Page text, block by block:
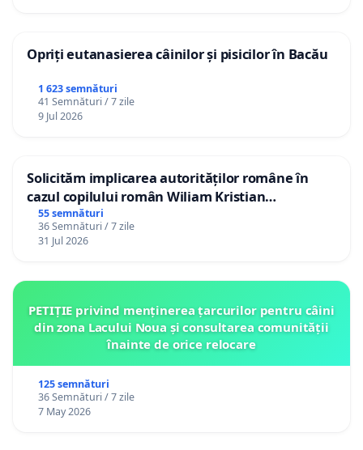
Opriți eutanasierea câinilor și pisicilor în Bacău
1 623 semnături
41 Semnături / 7 zile
9 Jul 2026
Solicităm implicarea autorităților române în
cazul copilului român Wiliam Kristian
Gheorghe, aflat în plasament în Danemarca de
12 ani
55 semnături
36 Semnături / 7 zile
31 Jul 2026
PETIȚIE privind menținerea țarcurilor pentru câini
din zona Lacului Noua și consultarea comunității
înainte de orice relocare
125 semnături
36 Semnături / 7 zile
7 May 2026